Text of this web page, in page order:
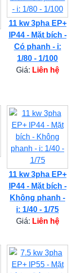
11 kw 3pha EP+
IP44 - Mặt bích -
Có phanh - i:
1/80 - 1/100
Giá: Liên hệ
11 kw 3pha EP+
IP44 - Mặt bích -
Không phanh -
i: 1/40 - 1/75
Giá: Liên hệ